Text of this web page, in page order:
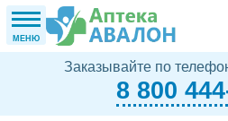
МЕНЮ
Заказывайте по
8 800